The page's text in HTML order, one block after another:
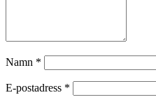
Namn *
E-postadress *